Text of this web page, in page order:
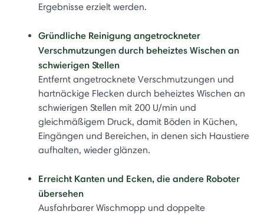
Ergebnisse erzielt werden.
Gründliche Reinigung angetrockneter
Verschmutzungen durch beheiztes Wischen an
schwierigen Stellen
Entfernt angetrocknete Verschmutzungen und
hartnäckige Flecken durch beheiztes Wischen an
schwierigen Stellen mit 200 U/min und
gleichmäßigem Druck, damit Böden in Küchen,
Eingängen und Bereichen, in denen sich Haustiere
aufhalten, wieder glänzen.
Erreicht Kanten und Ecken, die andere Roboter
übersehen
Ausfahrbarer Wischmopp und doppelte